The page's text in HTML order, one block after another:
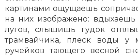
картинами ощущаешь
на них изображено: вдыхаешь
лугов, слышишь гудок
трамвайчика, плеск воды у
ручейков тающего весной